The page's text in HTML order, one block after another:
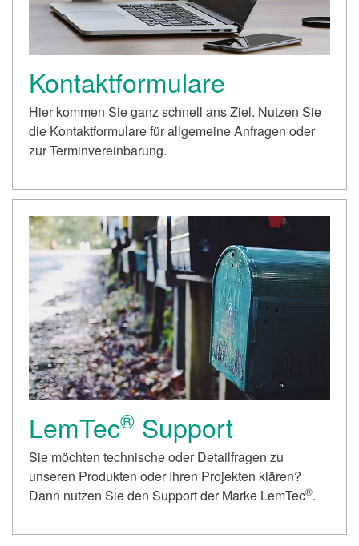
Kontaktformulare
Hier kommen Sie ganz schnell ans Ziel. Nutzen Sie
die Kontaktformulare für allgemeine Anfragen oder
zur Terminvereinbarung.
LemTec® Support
Sie möchten technische oder Detailfragen zu
unseren Produkten oder Ihren Projekten klären?
Dann nutzen Sie den Support der Marke LemTec®.